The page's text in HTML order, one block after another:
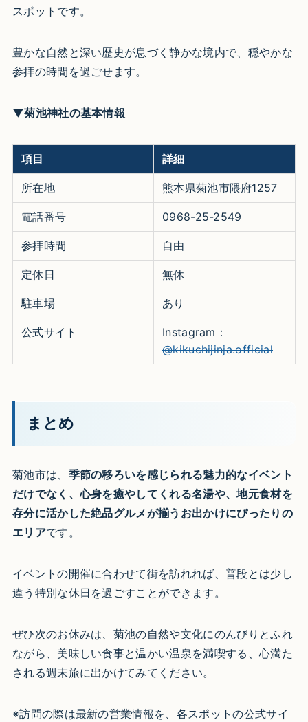
スポットです。
豊かな自然と深い歴史が息づく静かな境内で、穏やかな
参拝の時間を過ごせます。
▼菊池神社の基本情報
項目 詳細
所在地 熊本県菊池市隈府1257
電話番号 0968-25-2549
参拝時間 自由
定休日 無休
駐車場 あり
公式サイト
Instagram：
@kikuchijinja.official
まとめ
菊池市は、 季節の移ろいを感じられる魅力的なイベント
だけでなく、心身を癒やしてくれる名湯や、地元食材を
存分に活かした絶品グルメが揃うお出かけにぴったりの
エリアです。
イベントの開催に合わせて街を訪れれば、普段とは少し
違う特別な休日を過ごすことができます。
ぜひ次のお休みは、菊池の自然や文化にのんびりとふれ
ながら、美味しい食事と温かい温泉を満喫する、心満た
される週末旅に出かけてみてください。
※訪問の際は最新の営業情報を、各スポットの公式サイ